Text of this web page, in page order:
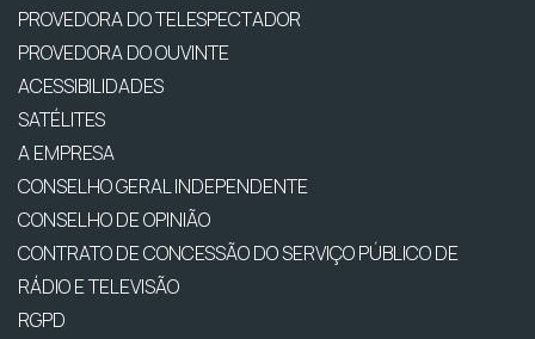
PROVEDORA DO TELESPECTADOR
PROVEDORA DO OUVINTE
ACESSIBILIDADES
SATÉLITES
A EMPRESA
CONSELHO GERAL INDEPENDENTE
CONSELHO DE OPINIÃO
CONTRATO DE CONCESSÃO DO SERVIÇO PÚBLICO DE
RÁDIO E TELEVISÃO
RGPD